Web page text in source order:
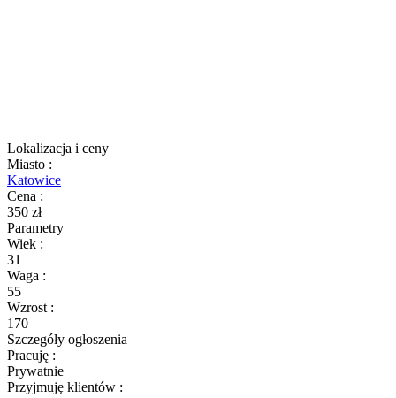
Lokalizacja i ceny
Miasto :
Katowice
Cena :
350 zł
Parametry
Wiek :
31
Waga :
55
Wzrost :
170
Szczegóły ogłoszenia
Pracuję :
Prywatnie
Przyjmuję klientów :